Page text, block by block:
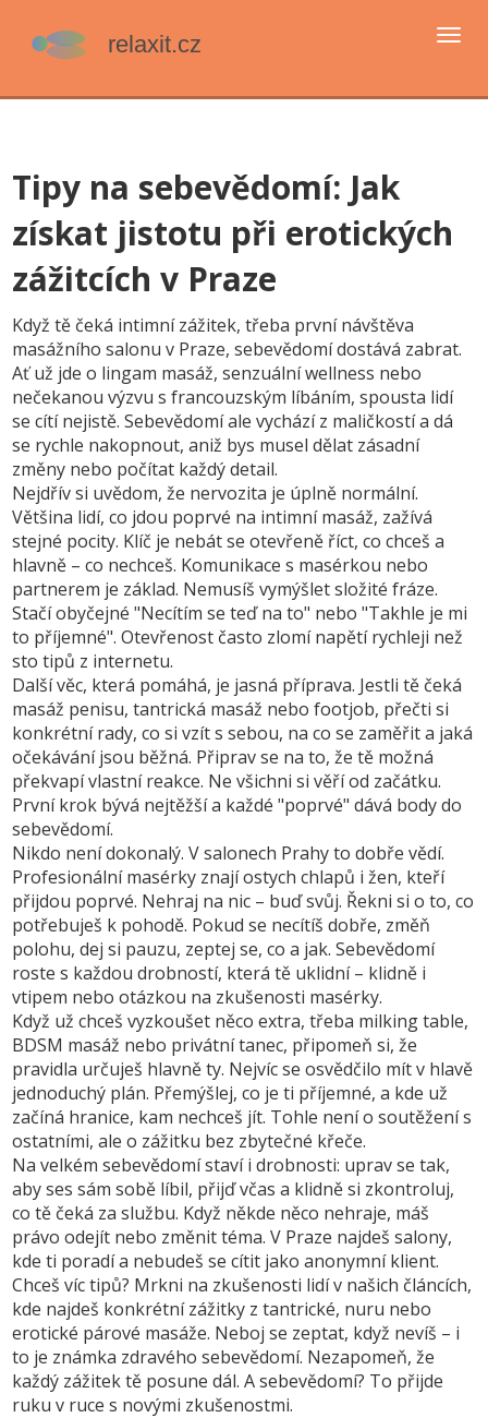
Tipy na sebevědomí: Jak
získat jistotu při erotických
zážitcích v Praze
Když tě čeká intimní zážitek, třeba první návštěva
masážního salonu v Praze, sebevědomí dostává zabrat.
Ať už jde o lingam masáž, senzuální wellness nebo
nečekanou výzvu s francouzským líbáním, spousta lidí
se cítí nejistě. Sebevědomí ale vychází z maličkostí a dá
se rychle nakopnout, aniž bys musel dělat zásadní
změny nebo počítat každý detail.
Nejdřív si uvědom, že nervozita je úplně normální.
Většina lidí, co jdou poprvé na intimní masáž, zažívá
stejné pocity. Klíč je nebát se otevřeně říct, co chceš a
hlavně – co nechceš. Komunikace s masérkou nebo
partnerem je základ. Nemusíš vymýšlet složité fráze.
Stačí obyčejné "Necítím se teď na to" nebo "Takhle je mi
to příjemné". Otevřenost často zlomí napětí rychleji než
sto tipů z internetu.
Další věc, která pomáhá, je jasná příprava. Jestli tě čeká
masáž penisu, tantrická masáž nebo footjob, přečti si
konkrétní rady, co si vzít s sebou, na co se zaměřit a jaká
očekávání jsou běžná. Připrav se na to, že tě možná
překvapí vlastní reakce. Ne všichni si věří od začátku.
První krok bývá nejtěžší a každé "poprvé" dává body do
sebevědomí.
Nikdo není dokonalý. V salonech Prahy to dobře vědí.
Profesionální masérky znají ostych chlapů i žen, kteří
přijdou poprvé. Nehraj na nic – buď svůj. Řekni si o to, co
potřebuješ k pohodě. Pokud se necítíš dobře, změň
polohu, dej si pauzu, zeptej se, co a jak. Sebevědomí
roste s každou drobností, která tě uklidní – klidně i
vtipem nebo otázkou na zkušenosti masérky.
Když už chceš vyzkoušet něco extra, třeba milking table,
BDSM masáž nebo privátní tanec, připomeň si, že
pravidla určuješ hlavně ty. Nejvíc se osvědčilo mít v hlavě
jednoduchý plán. Přemýšlej, co je ti příjemné, a kde už
začíná hranice, kam nechceš jít. Tohle není o soutěžení s
ostatními, ale o zážitku bez zbytečné křeče.
Na velkém sebevědomí staví i drobnosti: uprav se tak,
aby ses sám sobě líbil, přijď včas a klidně si zkontroluj,
co tě čeká za službu. Když někde něco nehraje, máš
právo odejít nebo změnit téma. V Praze najdeš salony,
kde ti poradí a nebudeš se cítit jako anonymní klient.
Chceš víc tipů? Mrkni na zkušenosti lidí v našich článcích,
kde najdeš konkrétní zážitky z tantrické, nuru nebo
erotické párové masáže. Neboj se zeptat, když nevíš – i
to je známka zdravého sebevědomí. Nezapomeň, že
každý zážitek tě posune dál. A sebevědomí? To přijde
ruku v ruce s novými zkušenostmi.